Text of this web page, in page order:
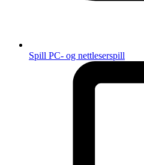
Spill PC- og nettleserspill